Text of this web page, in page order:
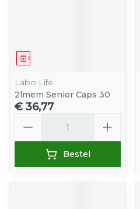
Geneesmiddel
Labo Life
2lmem Senior Caps 30
€ 36,77
Bestel